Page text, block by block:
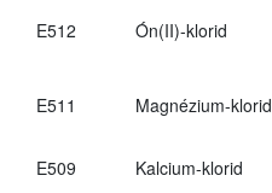
E512 Ón(II)-klorid
E511
Magnézium-klorid
E509 Kalcium-klorid